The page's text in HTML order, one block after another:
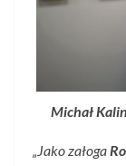
Michał
„Jako załoga